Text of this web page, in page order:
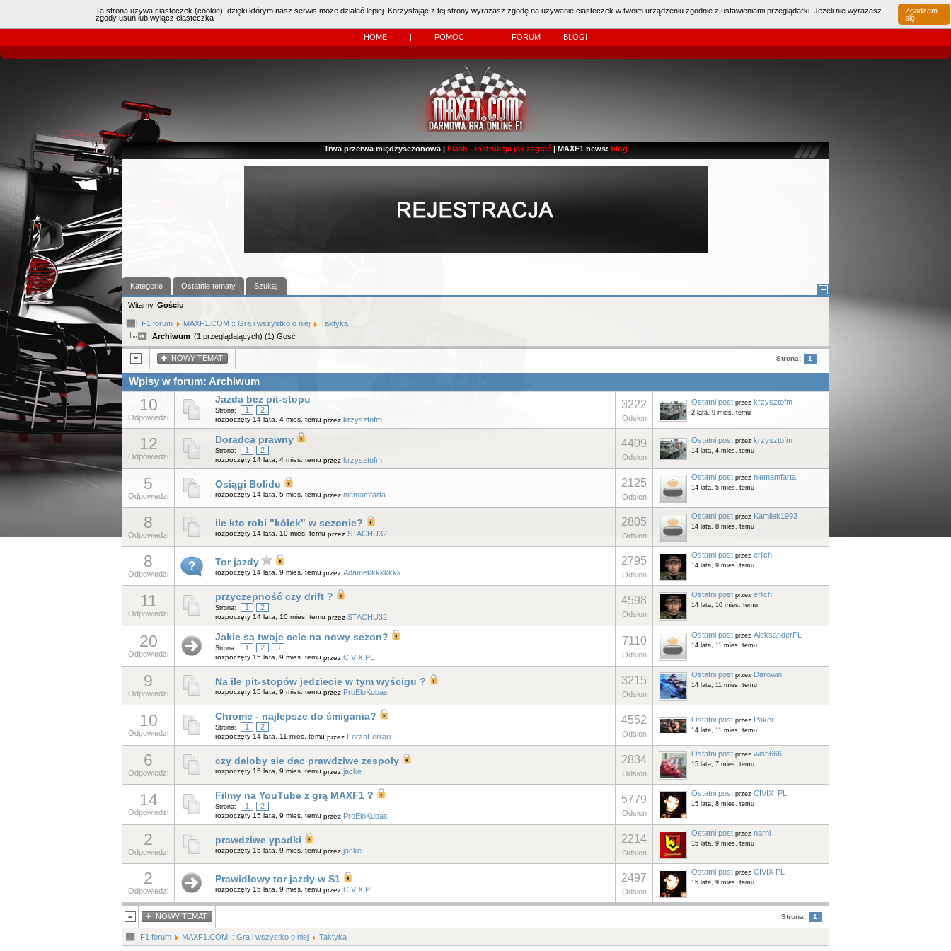
Pamiętaj mnie Haslo |
| Kierowcy:11483dzisiaj: (0)
Online:2(czat)
HOME | POMOC | FORUM BLOGI
Trwa przerwa międzysezonowa | Flash - instrukcja jak zagrać| MAXF1 news: blog
Kategorie Ostatnie tematy Szukaj
Witamy, Gościu
F1 forum MAXF1.COM :: Gra i wszystko o niej
Taktyka
Archiwum (1 przeglądających) (1) Gość
NOWY TEMAT Strona: 1
Wpisy w forum: Archiwum
10
Odpowiedzi
Jazda bez pit-stopu
Strona: 1 2
rozpoczęty 14 lata, 4 mies. temu przez krzysztofm
3222
Odsłon
Ostatni post przez krzysztofm
2 lata, 9 mies. temu
12
Odpowiedzi
Doradca prawny
Strona: 1 2
rozpoczęty 14 lata, 4 mies. temu przez krzysztofm
4409
Odsłon
Ostatni post przez krzysztofm
14 lata, 4 mies. temu
5
Odpowiedzi
Osiągi Bolidu
rozpoczęty 14 lata, 5 mies. temu przez niemamfarta
2125
Odsłon
Ostatni post przez niemamfarta
14 lata, 5 mies. temu
8
Odpowiedzi
ile kto robi "kółek" w sezonie?
rozpoczęty 14 lata, 10 mies. temu przez STACHU32
2805
Odsłon
Ostatni post przez Kamilek1993
14 lata, 8 mies. temu
8
Odpowiedzi
Tor jazdy
rozpoczęty 14 lata, 9 mies. temu przez Adamekkkkkkkk
2795
Odsłon
Ostatni post przez erlich
14 lata, 9 mies. temu
11
Odpowiedzi
przyczepność czy drift ?
Strona: 1 2
rozpoczęty 14 lata, 10 mies. temu przez STACHU32
4598
Odsłon
Ostatni post przez erlich
14 lata, 10 mies. temu
20
Odpowiedzi
Jakie są twoje cele na nowy sezon?
Strona: 1 2 3
rozpoczęty 15 lata, 9 mies. temu przez CIVIX PL
7110
Odsłon
Ostatni post przez AleksanderPL
14 lata, 11 mies. temu
9
Odpowiedzi
Na ile pit-stopów jedziecie w tym wyścigu ?
rozpoczęty 15 lata, 9 mies. temu przez ProEloKubas
3215
Odsłon
Ostatni post przez Darowin
14 lata, 11 mies. temu
10
Odpowiedzi
Chrome - najlepsze do śmigania?
Strona: 1 2
rozpoczęty 14 lata, 11 mies. temu przez ForzaFerrari
4552
Odsłon
Ostatni post przez Paker
14 lata, 11 mies. temu
6
Odpowiedzi
czy daloby sie dac prawdziwe zespoly
rozpoczęty 15 lata, 9 mies. temu przez jacke
2834
Odsłon
Ostatni post przez wish666
15 lata, 7 mies. temu
14
Odpowiedzi
Filmy na YouTube z grą MAXF1 ?
Strona: 1 2
rozpoczęty 15 lata, 9 mies. temu przez ProEloKubas
5779
Odsłon
Ostatni post przez CIVIX_PL
15 lata, 8 mies. temu
2
Odpowiedzi
prawdziwe ypadki
rozpoczęty 15 lata, 9 mies. temu przez jacke
2214
Odsłon
Ostatni post przez narni
15 lata, 9 mies. temu
2
Odpowiedzi
Prawidłowy tor jazdy w S1
rozpoczęty 15 lata, 9 mies. temu przez CIVIX PL
2497
Odsłon
Ostatni post przez CIVIX PL
15 lata, 9 mies. temu
NOWY TEMAT Strona: 1
F1 forum MAXF1.COM :: Gra i wszystko o niej Taktyka
Ta strona używa ciasteczek (cookie), dzięki którym nasz serwis może działać lepiej. Korzystając z tej strony wyrażasz zgodę na używanie ciasteczek w twoim urządzeniu zgodnie z ustawieniami przeglądarki. Jeżeli nie wyrażasz
zgody usuń lub wyłącz ciasteczka
Zgadzam
się!